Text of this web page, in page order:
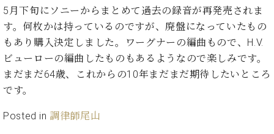
レ
ジ
デ
ン
ス
ベ
色
と
タ
ッ
チ
ヒ
の
密
ー
音
楽
家
達
声
ニ
ュ
ス・
(入
荷
情
報
等)
レ
と
い
方
は、
お
近
の
員
ベ
ヒ
ュ
タ
ン・
5月下旬にソニーからまとめて過去の録音が再発売されま
す。何枚かは持っているのですが、廃盤になっていたもの
もあり購入決定しました。ワーグナーの編曲もので、H.V.
ビューローの編曲したものもあるようなので楽しみです。
まだまだ64歳、これからの10年まだまだ期待したいところ
です。
Posted in 調律師尾山